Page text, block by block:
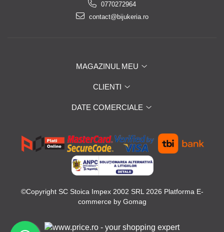
0770272964
contact@bijukeria.ro
MAGAZINUL MEU
CLIENTI
DATE COMERCIALE
©Copyright SC Stoica Impex 2002 SRL 2026 Platforma E-
commerce by Gomag